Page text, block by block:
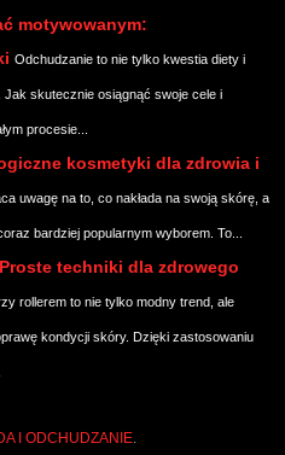
motywowanym:
Odchudzanie to nie tylko kwestia diety i
skutecznie osiągnąć swoje cele i
procesie...
kosmetyki dla zdrowia i
uwagę na to, co nakłada na swoją skórę, a
bardziej popularnym wyborem. To...
techniki dla zdrowego
rollerem to nie tylko modny trend, ale
kondycji skóry. Dzięki zastosowaniu
I ODCHUDZANIE.